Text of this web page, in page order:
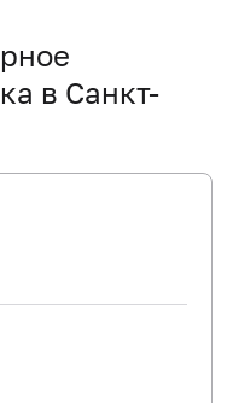
в Санкт-